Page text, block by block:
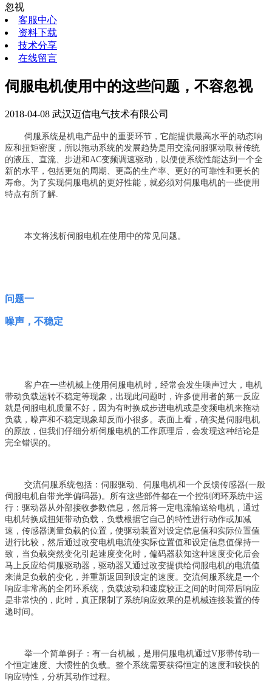
忽视
客服中心
资料下载
技术分享
在线留言
伺服电机使用中的这些问题，不容忽视
2018-04-08 武汉迈信电气技术有限公司
伺服系统是机电产品中的重要环节，它能提供最高水平的动态响
应和扭矩密度，所以拖动系统的发展趋势是用交流伺服驱动取替传统
的液压、直流、步进和AC变频调速驱动，以便使系统性能达到一个全
新的水平，包括更短的周期、更高的生产率、更好的可靠性和更长的
寿命。为了实现伺服电机的更好性能，就必须对伺服电机的一些使用
特点有所了解.
本文将浅析伺服电机在使用中的常见问题。
问题一
噪声，不稳定
客户在一些机械上使用伺服电机时，经常会发生噪声过大，电机
带动负载运转不稳定等现象，出现此问题时，许多使用者的第一反应
就是伺服电机质量不好，因为有时换成步进电机或是变频电机来拖动
负载，噪声和不稳定现象却反而小很多。表面上看，确实是伺服电机
的原故，但我们仔细分析伺服电机的工作原理后，会发现这种结论是
完全错误的。
交流伺服系统包括：伺服驱动、伺服电机和一个反馈传感器(一般
伺服电机自带光学偏码器)。所有这些部件都在一个控制闭环系统中运
行：驱动器从外部接收参数信息，然后将一定电流输送给电机，通过
电机转换成扭矩带动负载，负载根据它自己的特性进行动作或加减
速，传感器测量负载的位置，使驱动装置对设定信息值和实际位置值
进行比较，然后通过改变电机电流使实际位置值和设定信息值保持一
致，当负载突然变化引起速度变化时，偏码器获知这种速度变化后会
马上反应给伺服驱动器，驱动器又通过改变提供给伺服电机的电流值
来满足负载的变化，并重新返回到设定的速度。交流伺服系统是一个
响应非常高的全闭环系统，负载波动和速度较正之间的时间滞后响应
是非常快的，此时，真正限制了系统响应效果的是机械连接装置的传
递时间。
举一个简单例子：有一台机械，是用伺服电机通过V形带传动一
个恒定速度、大惯性的负载。整个系统需要获得恒定的速度和较快的
响应特性，分析其动作过程。